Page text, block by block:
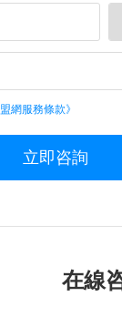
網服務條款》
立即咨詢
在線